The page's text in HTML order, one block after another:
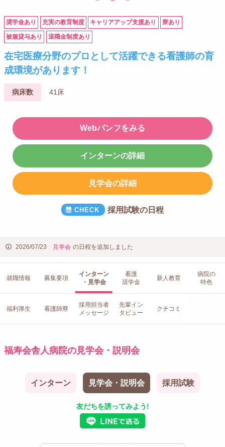
奨学金あり 充実の教育制度 キャリアアップ支援あり 寮あり
被服貸与あり 退職金制度あり
在宅医療分野のプロとして活躍できる看護師の育
成環境があります！
病床数 41床
Webパンフをみる
インターンの詳細
見学会の詳細
採用試験の日程
2026/07/23 見学会 の日程を追加しました
就職情報 募集要項
インターン
・見学会
看護
奨学金
新人教育
病院の
特色
福利厚生 看護師寮
採用担当者
メッセージ
先輩イン
タビュー
クチコミ
福寿会舎人病院の見学会・説明会
インターン 見学会・説明会 採用試験
友だちを誘ってみよう!